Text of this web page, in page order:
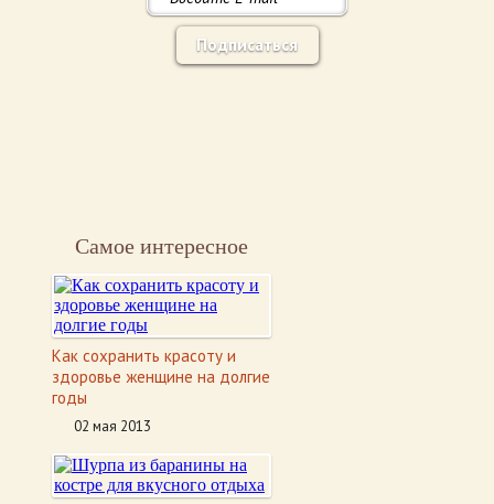
Подписаться
Самое интересное
Как сохранить красоту и
здоровье женщине на долгие
годы
02 мая 2013